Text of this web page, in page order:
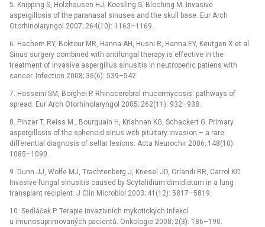
5. Knipping S, Holzhausen HJ, Koesling S, Bloching M. Invasive
aspergillosis of the paranasal sinuses and the skull base. Eur Arch
Otorhinolaryngol 2007; 264(10): 1163–1169.
6. Hachem RY, Boktour MR, Hanna AH, Husni R, Hanna EY, Keutgen X et al.
Sinus surgery combined with antifungal therapy is effective in the
treatment of invasive aspergillus sinusitis in neutropenic patiens with
cancer. Infection 2008; 36(6): 539–542.
7. Hosseini SM, Borghei P. Rhinocerebral mucormycosis: pathways of
spread. Eur Arch Otorhinolaryngol 2005; 262(11): 932–938.
8. Pinzer T, Reiss M., Bourquain H, Krishnan KG, Schackert G. Primary
aspergillosis of the sphenoid sinus with pituitary invasion –⁠ a rare
differential diagnosis of sellar lesions. Acta Neurochir 2006; 148(10):
1085–1090.
9. Dunn JJ, Wolfe MJ, Trachtenberg J, Kriesel JD, Orlandi RR, Carrol KC.
Invasive fungal sinusitis caused by Scytalidium dimidiatum in a lung
transplant recipient. J Clin Microbiol 2003; 41(12): 5817–5819.
10. Sedláček P. Terapie invazivních mykotických infekcí
u imunosuprimovaných pacientů. Onkologie 2008; 2(3): 186–190.